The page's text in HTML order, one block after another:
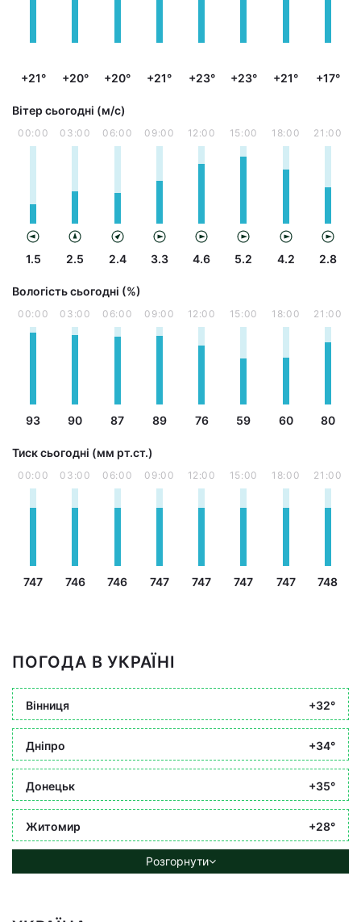
+21° +20° +20° +21° +23° +23° +21° +17°
Вітер сьогодні (м/с)
00:00
1.5
03:00
2.5
06:00
2.4
09:00
3.3
12:00
4.6
15:00
5.2
18:00
4.2
21:00
2.8
Вологість сьогодні (%)
00:00
93
03:00
90
06:00
87
09:00
89
12:00
76
15:00
59
18:00
60
21:00
80
Тиск сьогодні (мм рт.ст.)
00:00
747
03:00
746
06:00
746
09:00
747
12:00
747
15:00
747
18:00
747
21:00
748
ПОГОДА В УКРАЇНІ
Вінниця +32°
Дніпро +34°
Донецьк +35°
Житомир +28°
Розгорнути